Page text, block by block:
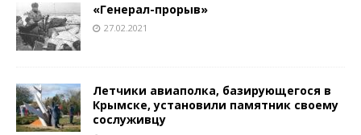
«Генерал-прорыв»
27.02.2021
Летчики авиаполка, базирующегося в
Крымске, установили памятник своему
сослуживцу